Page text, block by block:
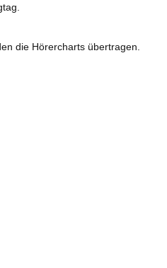
die Hörercharts übertragen.